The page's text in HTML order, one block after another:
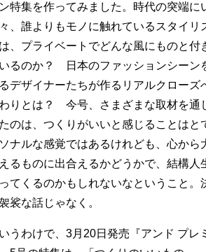
特集を作ってみました。時代の突端に
、誰よりもモノに触れているスタイリ
、プライベートでどんな風にものと付
るのか？ 日本のファッションシーン
デザイナーたちが作るリアルクローズ
りとは？ 今号、さまざまな取材を通
のは、つくりがいいと感じることはと
ナルな感覚ではあるけれども、心から
るものに出合えるかどうかで、結構人
てくるのかもしれないなということ。
裟な話じゃなく。
うわけで、3月20日発売『アンド プレ